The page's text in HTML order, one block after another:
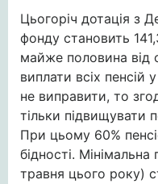
Цьогоріч дотація з
фонду становить
майже половина від
виплати всіх пенсій
не виправити, то
тільки підвищувати
При цьому 60%
бідності.
травня цього року)